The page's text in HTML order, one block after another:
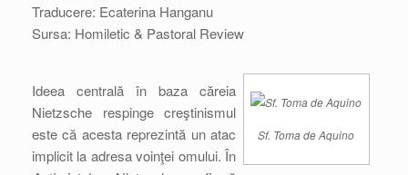
Traducere: Ecaterina Hanganu
Sursa: Homiletic & Pastoral Review
Sf. Toma de Aquino
Ideea centrală în baza căreia
Nietzsche respinge creştinismul
este că acesta reprezintă un atac
implicit la adresa voinţei omului. În